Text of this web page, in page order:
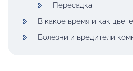
Пересадка
В какое время и как
Болезни и вредители